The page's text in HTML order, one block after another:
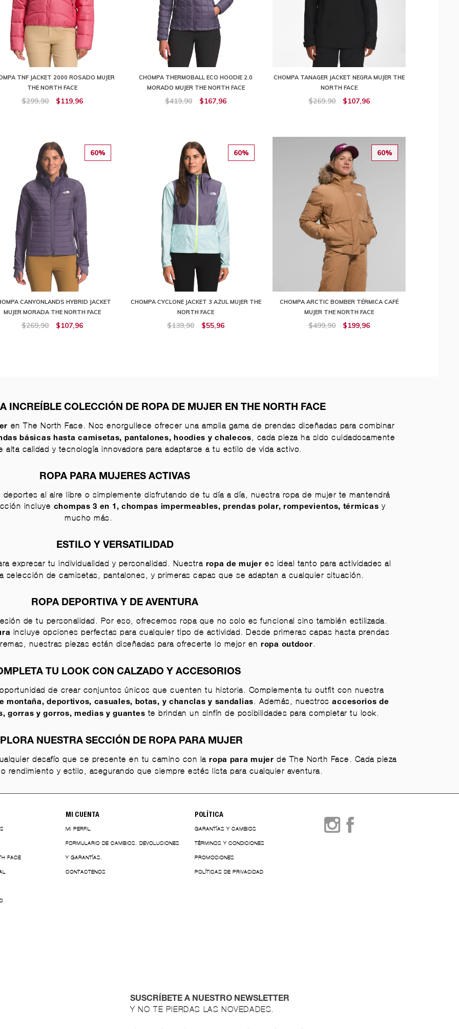
TNF JACKET 2000 ROSADO MUJER
THE NORTH FACE
$299,90 $119,96
CHOMPA THERMOBALL ECO HOODIE 2.0
MORADO MUJER THE NORTH FACE
$419,90 $167,96
CHOMPA TANAGER JACKET NEGRA MUJER THE
NORTH FACE
$269,90 $107,96
60%
CANYONLANDS HYBRID JACKET
MUJER MORADA THE NORTH FACE
$269,90 $107,96
60%
CHOMPA CYCLONE JACKET 3 AZUL MUJER THE
NORTH FACE
$139,90 $55,96
60%
CHOMPA ARCTIC BOMBER TÉRMICA CAFÉ
MUJER THE NORTH FACE
$499,90 $199,96
INCREÍBLE COLECCIÓN DE ROPA DE MUJER EN THE NORTH FACE
en The North Face. Nos enorgullece ofrecer una amplia gama de prendas diseñadas para combinar
básicas hastacamisetas, pantalones, hoodies ychalecos , cada pieza ha sido cuidadosamente
alta calidad y tecnología innovadora para adaptarse a tu estilo de vida activo.
ROPA PARA MUJERES ACTIVAS
al aire libre o simplemente disfrutando de tu día a día, nuestra ropa de mujer te mantendrá
incluye chompas 3 en 1 , chompas impermeables,prendas polar, rompevientos, térmicas y
mucho más.
ESTILO Y VERSATILIDAD
expresar tu individualidad y personalidad. Nuestra ropa de mujer es ideal tanto para actividades al
selección de camisetas, pantalones, y primeras capas que se adaptan a cualquier situación.
ROPA DEPORTIVA Y DE AVENTURA
de tu personalidad. Por eso, ofrecemos ropa que no solo es funcional sino también estilizada.
incluye opciones perfectas para cualquier tipo de actividad. Desde primeras capas hasta prendas
nuestras piezas están diseñadas para ofrecerte lo mejor enropa outdoor .
TU LOOK CON CALZADO Y ACCESORIOS
de crear conjuntos únicos que cuenten tu historia. Complementa tu outfit con nuestra
montaña , deportivos, casuales, botas, y chanclas y sandalias . Además, nuestrosaccesorios de
,gorras y gorros, medias yguantes te brindan un sinfín de posibilidades para completar tu look.
NUESTRA SECCIÓN DE ROPA PARA MUJER
desafío que se presente en tu camino con laropa para mujer de The North Face. Cada pieza
rendimiento y estilo, asegurando que siempre estés lista para cualquier aventura.
FACE
MI CUENTA
MI PERFIL
FORMULARIO DE CAMBIOS, DEVOLUCIONES
Y GARANTÍAS.
CONTACTENOS
POLÍTICA
GARANTÍAS Y CAMBIOS
TÉRMINOS Y CONDICIONES
PROMOCIONES
POLÍTICAS DE PRIVACIDAD
SUSCRÍBETE A NUESTRO NEWSLETTER
Y NO TE PIERDAS LAS NOVEDADES.